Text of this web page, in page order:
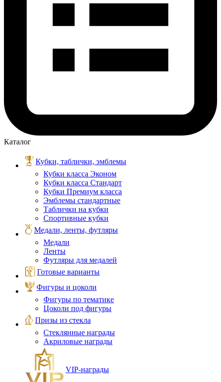
Каталог
Кубки, таблички, эмблемы
Кубки класса Эконом
Кубки класса Стандарт
Кубки Премиум класса
Эмблемы стандартные
Таблички на кубки
Спортивные кубки
Медали, ленты, футляры
Медали
Ленты
Футляры для медалей
Готовые варианты
Фигуры и цоколи
Фигуры по тематике
Цоколи под фигуры
Призы из стекла
Стеклянные награды
Акриловые награды
VIP‑награды